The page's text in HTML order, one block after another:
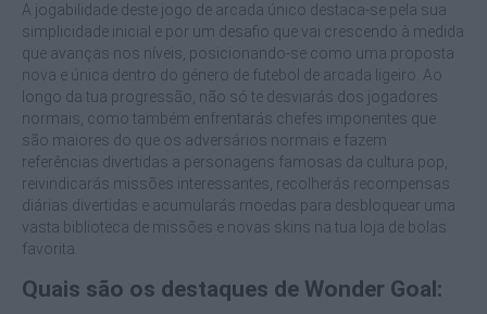
A jogabilidade deste jogo de arcada único destaca-se pela sua
simplicidade inicial e por um desafio que vai crescendo à medida
que avanças nos níveis, posicionando-se como uma proposta
nova e única dentro do género de futebol de arcada ligeiro. Ao
longo da tua progressão, não só te desviarás dos jogadores
normais, como também enfrentarás chefes imponentes que
são maiores do que os adversários normais e fazem
referências divertidas a personagens famosas da cultura pop,
reivindicarás missões interessantes, recolherás recompensas
diárias divertidas e acumularás moedas para desbloquear uma
vasta biblioteca de missões e novas skins na tua loja de bolas
favorita.
Quais são os destaques de Wonder Goal: